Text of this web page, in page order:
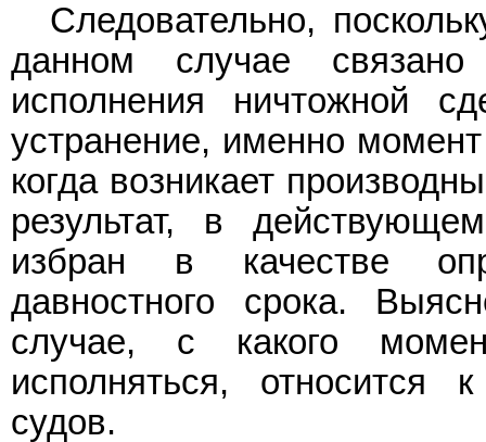
Следовательно,
данном случае
исполнения ничтожной
устранение, именно
когда возникает
результат, в
избран в качестве
давностного срока.
случае, с какого
исполняться, относится
судов.